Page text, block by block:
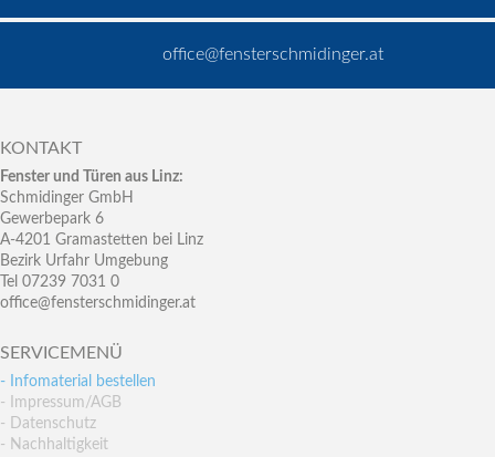
office@fensterschmidinger.at
KONTAKT
Fenster und Türen aus Linz:
Schmidinger GmbH
Gewerbepark 6
A-4201 Gramastetten bei Linz
Bezirk Urfahr Umgebung
Tel 07239 7031 0
office@fensterschmidinger.at
SERVICEMENÜ
- Infomaterial bestellen
- Impressum/AGB
- Datenschutz
- Nachhaltigkeit